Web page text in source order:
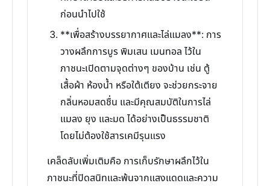
ก่อนนำไปใช้
**เพื่อสร้างบรรยากาศและไล่แมลง**: การ
วางผลึกการบูร พิมเสน เมนทอล ไว้ใน
ภาชนะเปิดตามจุดต่างๆ ของบ้าน เช่น ตู้
เสื้อผ้า ห้องน้ำ หรือใต้เตียง จะช่วยกระจาย
กลิ่นหอมสดชื่น และมีคุณสมบัติในการไล่
แมลง ยุง และมด ได้อย่างเป็นธรรมชาติ
โดยไม่ต้องใช้สารเคมีรุนแรง
เคล็ดลับเพิ่มเติมคือ การเก็บรักษาผลึกไว้ใน
ภาชนะที่ปิดสนิทและพ้นจากแสงแดดและความ